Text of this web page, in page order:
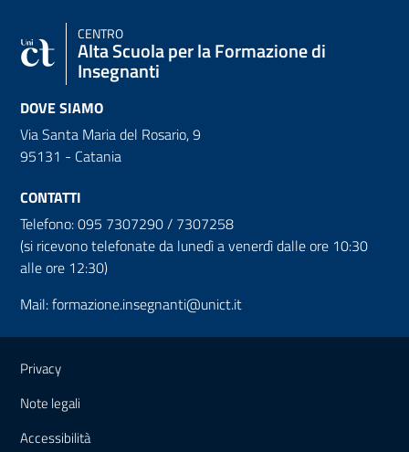
CENTRO
Alta Scuola per la Formazione di
Insegnanti
DOVE SIAMO
Via Santa Maria del Rosario, 9
95131 - Catania
CONTATTI
Telefono: 095 7307290 / 7307258
(si ricevono telefonate da lunedì a venerdì dalle ore 10:30
alle ore 12:30)
Mail:formazione.insegnanti@unict.it
Link e informazioni utili
Privacy
Note legali
Accessibilità